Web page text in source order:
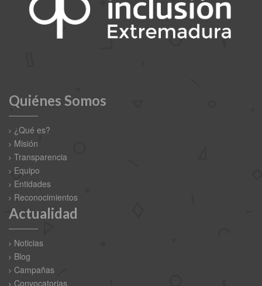
Quiénes Somos
¿Qué es?
Misión
Transparencia
Equipo
Entidades
Reconocimientos
Actualidad
Noticias
Blog
Campañas
Convocatorias